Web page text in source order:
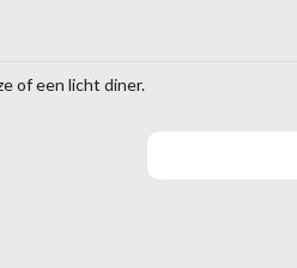
of een licht diner.